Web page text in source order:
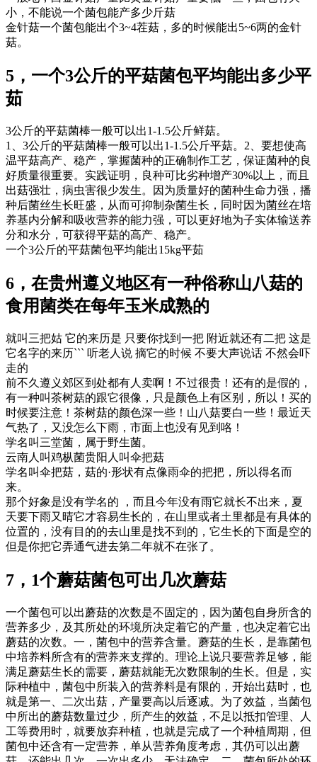
小，不能说一个菌包能产多少斤菇
金针菇一个菌包能出个3~4茬菇，多的时候能出5~6两的金针
菇。
5，一个3公斤的平菇菌包平均能出多少平
茹
3公斤的平菇菌棒一般可以出1-1.5公斤鲜菇。
1、3公斤的平菇菌棒一般可以出1-1.5公斤平菇。2、要想使高
温平菇高产、稳产，掌握菌种的正确制作工艺，保证菌种的良
好质量很重要。实践证明，良种可比劣种增产30%以上，而且
出菇强壮，病虫害很少发生。因为质量好的菌种生命力强，播
种后菌丝生长旺盛，从而可抑制杂菌生长，同时因为菌丝在培
养基内分解和吸收营养的能力强，可以更好地为子实体输送养
分和水分，可获得平菇的高产、稳产。
一个3公斤的平菇菌包平均能出15kg平茹
6，在贵州遵义地区有一种俗称山八菇的
食用菌类在每年玉米成熟的
就叫三把姑 它的来历是 只要你找到一把 附近就还有二把 这是
它名字的来历``` 听老人说 摘它的时候 不要大声说话 不然会吓
走的
前不久遵义郊区到处都有人卖啊！不过很贵！还有的是假的，
有一种叫茶树菇的跟它很像，只是颜色上有区别，所以！买的
时候要注意！茶树菇的颜色深一些！山八菇要白一些！最近天
气热了，又没怎么下雨，市面上也没有见到咯！
学名叫三堂菌，属于野生菌。
云南人叫鸡枞菌贵阳人叫伞把菇
学名叫伞把菇，菇的·形状有点像雨伞的把把，所以得名而
来。
那个好象是没有学名的 ，而且今年没有雨它就长不出来，夏
天要下雨又晴它才容易生长的，在山里或者土里都是有具体的
位置的，没有目的的去山里是找不到的，它生长的下面是空的
但是你把它弄通气进去第二年就不在张了。
7，1个蘑菇菌包可出几次蘑菇
一个菌包可以出蘑菇的次数是不固定的，因为菌包自身所含的
营养多少，及其所处的环境所决定着它的产量，也决定着它出
蘑菇的次数。一，菌包中的营养含量。蘑菇的生长，是靠菌包
中培养料所含有的营养来支撑的。理论上说只要营养足够，能
满足蘑菇生长的需要，蘑菇就能无次数限制的生长。但是，实
际种植中，菌包中所装入的营养料是有限的，开始出菇时，也
就是第一、二次出菇，产量要高以后逐减。为了效益，当菌包
中所出的蘑菇数量过少，所产生的效益，不足以抵扣管理、人
工等费用时，就要放弃种植，也就是完成了一个种植周期，但
菌包中还含有一定营养，单从营养角度考虑，其仍可以出蘑